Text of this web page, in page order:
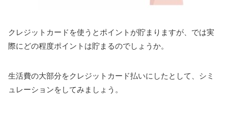
クレジットカードを使うとポイントが貯まりますが、では実
際にどの程度ポイントは貯まるのでしょうか。
生活費の大部分をクレジットカード払いにしたとして、シミ
ュレーションをしてみましょう。